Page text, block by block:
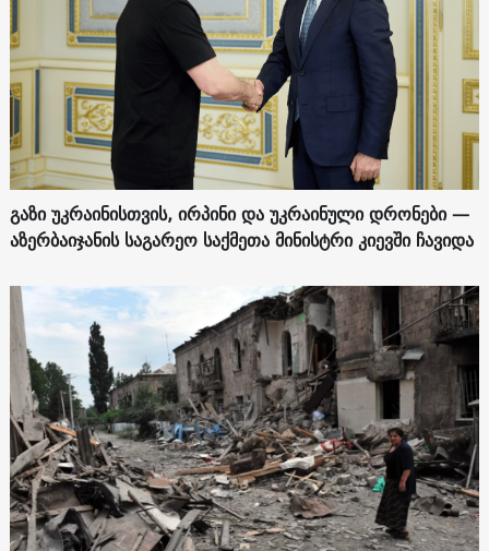
გაზი უკრაინისთვის, ირპინი და უკრაინული დრონები —
აზერბაიჯანის საგარეო საქმეთა მინისტრი კიევში ჩავიდა